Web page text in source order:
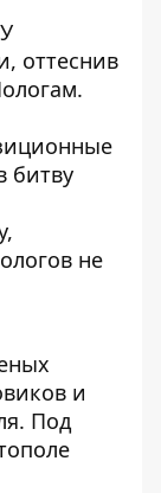
оттеснив
битву
не
и
Под